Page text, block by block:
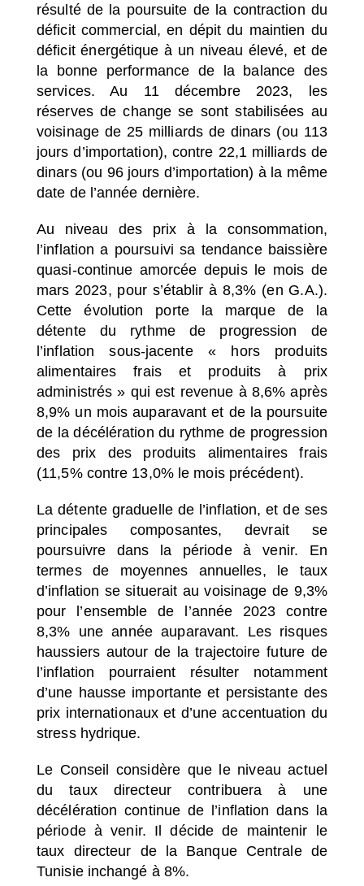
résulté de la poursuite de la contraction du
déficit commercial, en dépit du maintien du
déficit énergétique à un niveau élevé, et de
la bonne performance de la balance des
services. Au 11 décembre 2023, les
réserves de change se sont stabilisées au
voisinage de 25 milliards de dinars (ou 113
jours d’importation), contre 22,1 milliards de
dinars (ou 96 jours d’importation) à la même
date de l’année dernière.
Au niveau des prix à la consommation,
l’inflation a poursuivi sa tendance baissière
quasi-continue amorcée depuis le mois de
mars 2023, pour s’établir à 8,3% (en G.A.).
Cette évolution porte la marque de la
détente du rythme de progression de
l’inflation sous-jacente « hors produits
alimentaires frais et produits à prix
administrés » qui est revenue à 8,6% après
8,9% un mois auparavant et de la poursuite
de la décélération du rythme de progression
des prix des produits alimentaires frais
(11,5% contre 13,0% le mois précédent).
La détente graduelle de l’inflation, et de ses
principales composantes, devrait se
poursuivre dans la période à venir. En
termes de moyennes annuelles, le taux
d’inflation se situerait au voisinage de 9,3%
pour l’ensemble de l’année 2023 contre
8,3% une année auparavant. Les risques
haussiers autour de la trajectoire future de
l’inflation pourraient résulter notamment
d’une hausse importante et persistante des
prix internationaux et d’une accentuation du
stress hydrique.
Le Conseil considère que le niveau actuel
du taux directeur contribuera à une
décélération continue de l’inflation dans la
période à venir. Il décide de maintenir le
taux directeur de la Banque Centrale de
Tunisie inchangé à 8%.